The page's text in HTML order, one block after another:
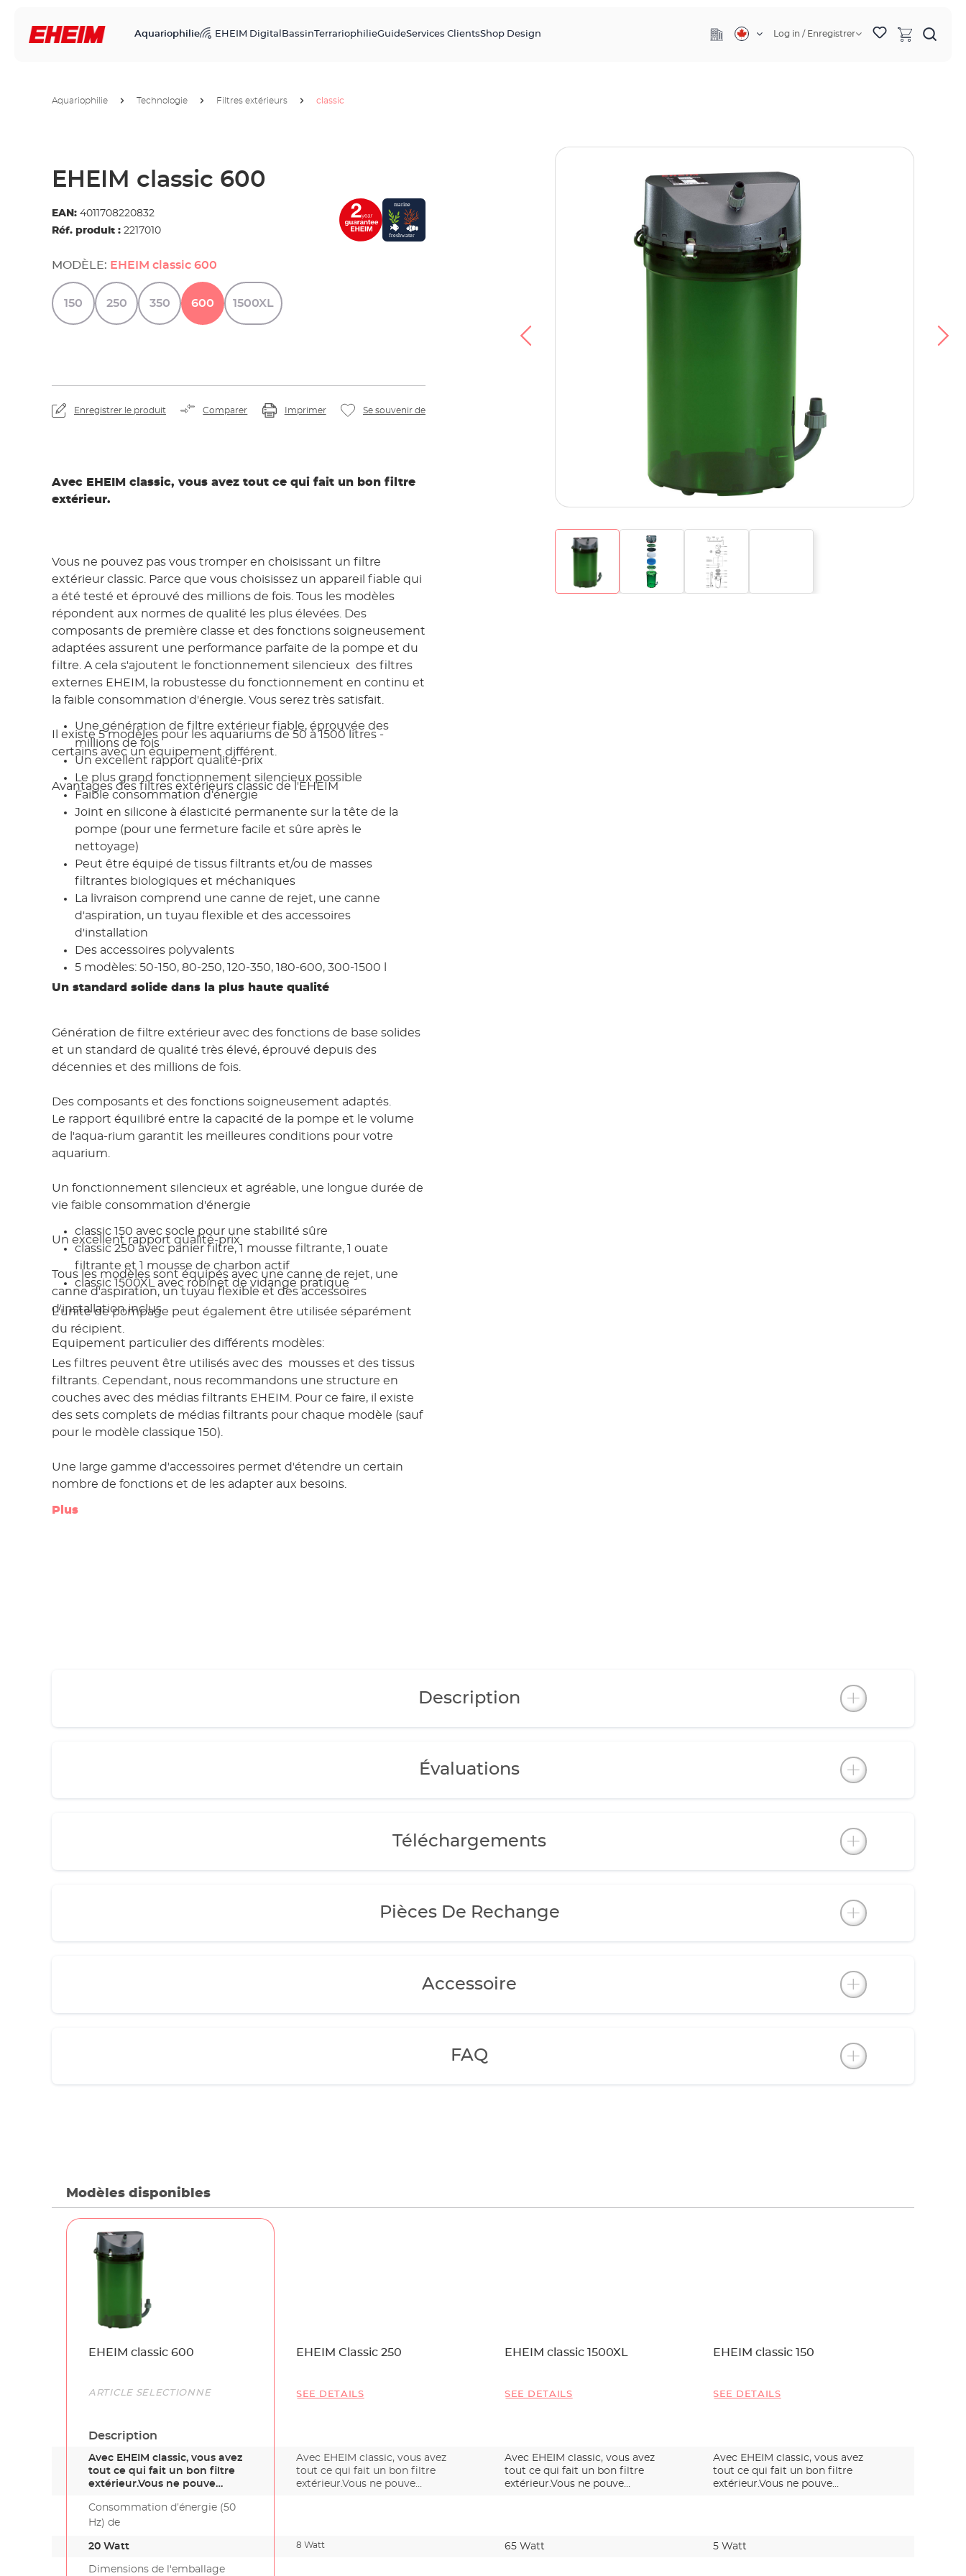
Aquariophilie EHEIM Digital BassinTerrariophilieGuideServices ClientsShop Design Log in / Enregistrer
Aquariophilie Technologie Filtres extérieurs classic
En visionnant la vidéo, vous acceptez que vos données soient
Accepter
EHEIM classic 600
EAN: 4011708220832
Réf. produit : 2217010
MODÈLE: EHEIM classic 600
150 250 350 600 1500XL
Enregistrer le produit Comparer Imprimer Se souvenir de
Avec EHEIM classic, vous avez tout ce qui fait un bon filtre
extérieur.
Vous ne pouvez pas vous tromper en choisissant un filtre
extérieur classic. Parce que vous choisissez un appareil fiable qui
a été testé et éprouvé des millions de fois. Tous les modèles
répondent aux normes de qualité les plus élevées. Des
composants de première classe et des fonctions soigneusement
adaptées assurent une performance parfaite de la pompe et du
filtre. A cela s'ajoutent le fonctionnement silencieux des filtres
externes EHEIM, la robustesse du fonctionnement en continu et
la faible consommation d'énergie. Vous serez très satisfait.
Il existe 5 modèles pour les aquariums de 50 à 1500 litres -
certains avec un équipement différent.
Avantages des filtres extérieurs classic de l'EHEIM
Une génération de filtre extérieur fiable, éprouvée des
millions de fois
Un excellent rapport qualité-prix
Le plus grand fonctionnement silencieux possible
Faible consommation d‘énergie
Joint en silicone à élasticité permanente sur la tête de la
pompe (pour une fermeture facile et sûre après le
nettoyage)
Peut être équipé de tissus filtrants et/ou de masses
filtrantes biologiques et méchaniques
La livraison comprend une canne de rejet, une canne
d'aspiration, un tuyau flexible et des accessoires
d'installation
Des accessoires polyvalents
5 modèles: 50-150, 80-250, 120-350, 180-600, 300-1500 l
Un standard solide dans la plus haute qualité
Génération de filtre extérieur avec des fonctions de base solides
et un standard de qualité très élevé, éprouvé depuis des
décennies et des millions de fois.
Des composants et des fonctions soigneusement adaptés.
Le rapport équilibré entre la capacité de la pompe et le volume
de l'aqua-rium garantit les meilleures conditions pour votre
aquarium.
Un fonctionnement silencieux et agréable, une longue durée de
vie faible consommation d'énergie
Un excellent rapport qualité-prix
Tous les modèles sont équipés avec une canne de rejet, une
canne d'aspiration, un tuyau flexible et des accessoires
d'installation inclus.
Equipement particulier des différents modèles:
classic 150 avec socle pour une stabilité sûre
classic 250 avec panier filtre, 1 mousse filtrante, 1 ouate
filtrante et 1 mousse de charbon actif
classic 1500XL avec robinet de vidange pratique
L'unité de pompage peut également être utilisée séparément
du récipient.
Les filtres peuvent être utilisés avec des mousses et des tissus
filtrants. Cependant, nous recommandons une structure en
couches avec des médias filtrants EHEIM. Pour ce faire, il existe
des sets complets de médias filtrants pour chaque modèle (sauf
pour le modèle classique 150).
Une large gamme d'accessoires permet d'étendre un certain
nombre de fonctions et de les adapter aux besoins.
Plus
Description
Évaluations
Téléchargements
Pièces De Rechange
Accessoire
FAQ
Modèles disponibles
Name
EHEIM classic 600 EHEIM Classic 250 EHEIM classic 1500XL EHEIM classic 150
Link
ARTICLE SÉLECTIONNÉ SEE DETAILS SEE DETAILS SEE DETAILS
Description
Avec EHEIM classic, vous avez
tout ce qui fait un bon filtre
extérieur.Vous ne pouve…
Avec EHEIM classic, vous avez
tout ce qui fait un bon filtre
extérieur.Vous ne pouve…
Avec EHEIM classic, vous avez
tout ce qui fait un bon filtre
extérieur.Vous ne pouve…
Avec EHEIM classic, vous avez
tout ce qui fait un bon filtre
extérieur.Vous ne pouve…
Consommation d’énergie (50
Hz) de
20 Watt 8 Watt 65 Watt 5 Watt
Dimensions de l'emballage